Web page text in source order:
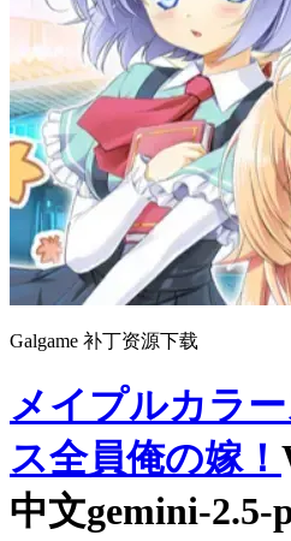
Galgame 补丁资源下载
メイプルカラ
ス全員俺の嫁！
中文gemini-